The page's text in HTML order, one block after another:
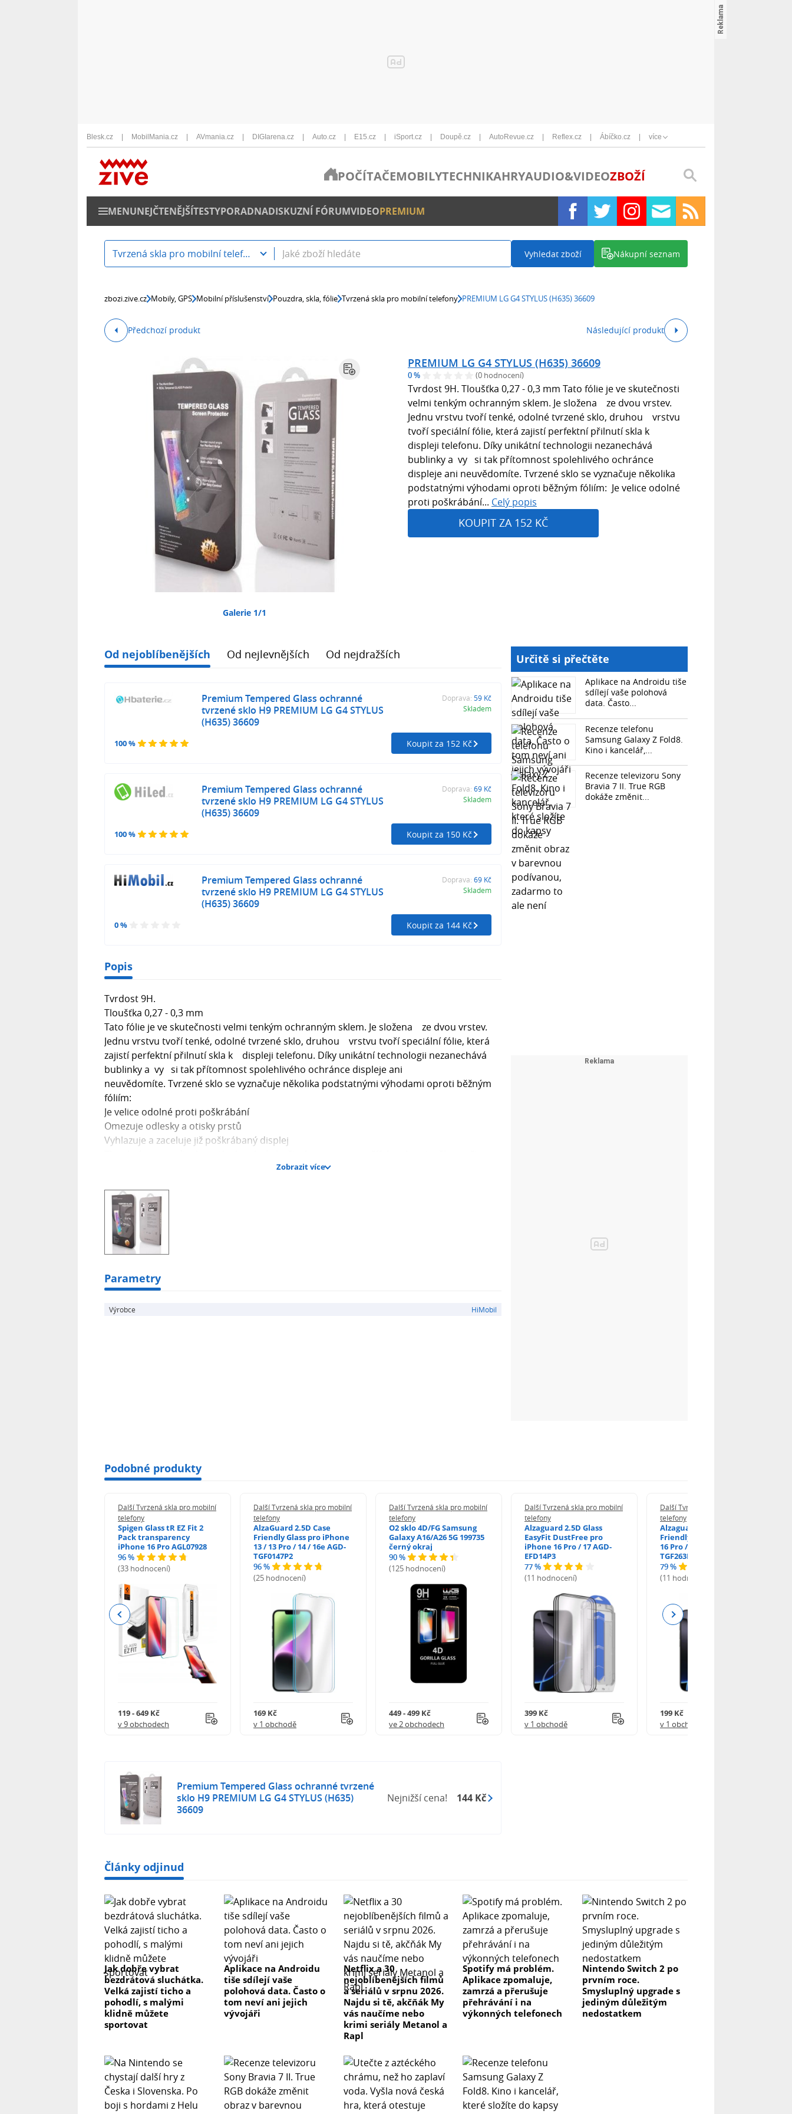
Blesk.cz MobilMania.cz AVmania.cz DIGIarena.cz Auto.cz E15.cz iSport.cz Doupě.cz AutoRevue.cz Reflex.cz Ábíčko.cz více
POČÍTAČEMOBILYTECHNIKAHRYAUDIO&VIDEOZBOŽÍ
MENUNEJČTENĚJŠÍTESTYPORADNADISKUZNÍ FÓRUMVIDEOPREMIUM
Tvrzená skla pro mobilní telefony Vyhledat zboží Nákupní seznam
zbozi.zive.cz Mobily, GPS Mobilní příslušenství Pouzdra, skla, fólie Tvrzená skla pro mobilní telefony PREMIUM LG G4 STYLUS (H635) 36609
Předchozí produkt Následující produkt
Galerie 1/1
PREMIUM LG G4 STYLUS (H635) 36609
0 % (0 hodnocení)
Tvrdost 9H. Tloušťka 0,27 - 0,3 mm Tato fólie je ve skutečnosti
velmi tenkým ochranným sklem. Je složena ze dvou vrstev.
Jednu vrstvu tvoří tenké, odolné tvrzené sklo, druhou vrstvu
tvoří speciální fólie, která zajistí perfektní přilnutí skla k
displeji telefonu. Díky unikátní technologii nezanechává
bublinky a vy si tak přítomnost spolehlivého ochránce
displeje ani neuvědomíte. Tvrzené sklo se vyznačuje několika
podstatnými výhodami oproti běžným fóliím: Je velice odolné
proti poškrábání... Celý popis
KOUPIT ZA 152 KČ
Od nejoblíbenějších Od nejlevnějších Od nejdražších
100 %
Premium Tempered Glass ochranné
tvrzené sklo H9 PREMIUM LG G4 STYLUS
(H635) 36609
Doprava: 59 Kč
Skladem
Koupit za 152 Kč
100 %
Premium Tempered Glass ochranné
tvrzené sklo H9 PREMIUM LG G4 STYLUS
(H635) 36609
Doprava: 69 Kč
Skladem
Koupit za 150 Kč
0 %
Premium Tempered Glass ochranné
tvrzené sklo H9 PREMIUM LG G4 STYLUS
(H635) 36609
Doprava: 69 Kč
Skladem
Koupit za 144 Kč
Popis
Tvrdost 9H.
Tloušťka 0,27 - 0,3 mm
Tato fólie je ve skutečnosti velmi tenkým ochranným sklem. Je složena ze dvou vrstev.
Jednu vrstvu tvoří tenké, odolné tvrzené sklo, druhou vrstvu tvoří speciální fólie, která
zajistí perfektní přilnutí skla k displeji telefonu. Díky unikátní technologii nezanechává
bublinky a vy si tak přítomnost spolehlivého ochránce displeje ani
neuvědomíte. Tvrzené sklo se vyznačuje několika podstatnými výhodami oproti běžným
fóliím:
Je velice odolné proti poškrábání
Omezuje odlesky a otisky prstů
Vyhlazuje a zaceluje již poškrábaný displej
jako automobilová skla a rozprostře energii nárazu
Balení obsahuje:
1x fólie
1x vlhčená útěrka
1x leštící útěrka
Zobrazit více
Parametry
Výrobce HiMobil
Určitě si přečtěte
Aplikace na Androidu tiše
sdílejí vaše polohová
data. Často...
Recenze telefonu
Samsung Galaxy Z Fold8.
Kino i kancelář,...
Recenze televizoru Sony
Bravia 7 II. True RGB
dokáže změnit...
Podobné produkty
Další Tvrzená skla pro mobilní
telefony
Spigen Glass tR EZ Fit 2
Pack transparency
iPhone 16 Pro AGL07928
96 %
(33 hodnocení)
119 - 649 Kč
v 9 obchodech
Další Tvrzená skla pro mobilní
telefony
AlzaGuard 2.5D Case
Friendly Glass pro iPhone
13 / 13 Pro / 14 / 16e AGD-
TGF0147P2
96 %
(25 hodnocení)
169 Kč
v 1 obchodě
Další Tvrzená skla pro mobilní
telefony
O2 sklo 4D/FG Samsung
Galaxy A16/A26 5G 199735
černý okraj
90 %
(125 hodnocení)
449 - 499 Kč
ve 2 obchodech
Další Tvrzená skla pro mobilní
telefony
Alzaguard 2.5D Glass
EasyFit DustFree pro
iPhone 16 Pro / 17 AGD-
EFD14P3
77 %
(11 hodnocení)
399 Kč
v 1 obchodě
Další Tvrzená skla pro mobilní
telefony
Alzaguard 2.5D Case
Friendly Glass pro iPhone
16 Pro / 17 / 17 Pro AGD-
TGF263P2
79 %
(11 hodnocení)
199 Kč
v 1 obchodě
Previous Next
Premium Tempered Glass ochranné tvrzené
sklo H9 PREMIUM LG G4 STYLUS (H635)
36609
Nejnižší cena! 144 Kč
Články odjinud
Jak dobře vybrat
bezdrátová sluchátka.
Velká zajistí ticho a
pohodlí, s malými
klidně můžete
sportovat
Aplikace na Androidu
tiše sdílejí vaše
polohová data. Často o
tom neví ani jejich
vývojáři
Netflix a 30
nejoblíbenějších filmů
a seriálů v srpnu 2026.
Najdu si tě, akčňák My
vás naučíme nebo
krimi seriály Metanol a
Rapl
Spotify má problém.
Aplikace zpomaluje,
zamrzá a přerušuje
přehrávání i na
výkonných telefonech
Nintendo Switch 2 po
prvním roce.
Smysluplný upgrade s
jediným důležitým
nedostatkem